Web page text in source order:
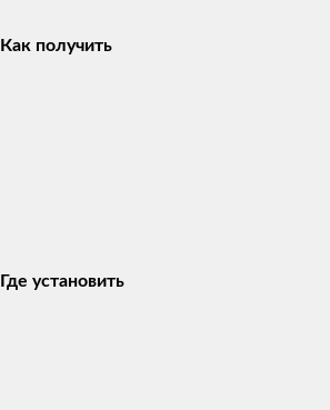
Как получить
Где установить